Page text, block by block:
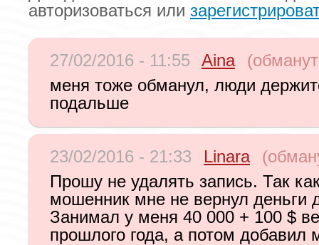
авторизоваться или
27/02/2016 - 11:55 Aina
меня тоже обманул, люди
подальше
23/02/2016 - 21:33 Linara
Прошу не удалять запись. Так
мошенник мне не вернул деньги
Занимал у меня 40 000 + 100 $
прошлого года, а потом добавил